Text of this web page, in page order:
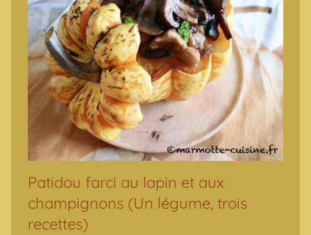
Patidou farci au lapin et aux
champignons (Un légume, trois
recettes)